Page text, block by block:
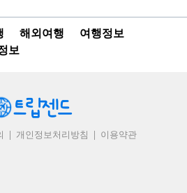
해외여행
여행정보
보
개인정보처리방침
이용약관